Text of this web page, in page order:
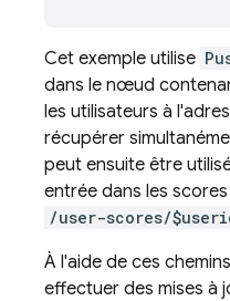
Cet exemple utilise
dans le nœud
les utilisateurs à
récupérer
peut ensuite être
entrée dans les
/user-scores/
À l'aide de ces
effectuer des mises à